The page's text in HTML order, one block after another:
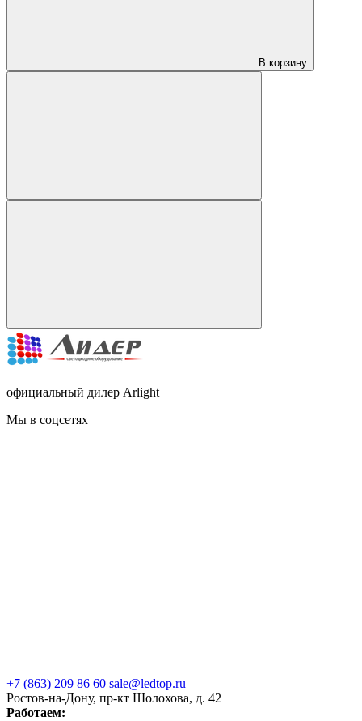
В корзину
официальный дилер Arlight
Мы в соцсетях
+7 (863) 209 86 60 sale@ledtop.ru
Ростов-на-Дону, пр-кт Шолохова, д. 42
Работаем: